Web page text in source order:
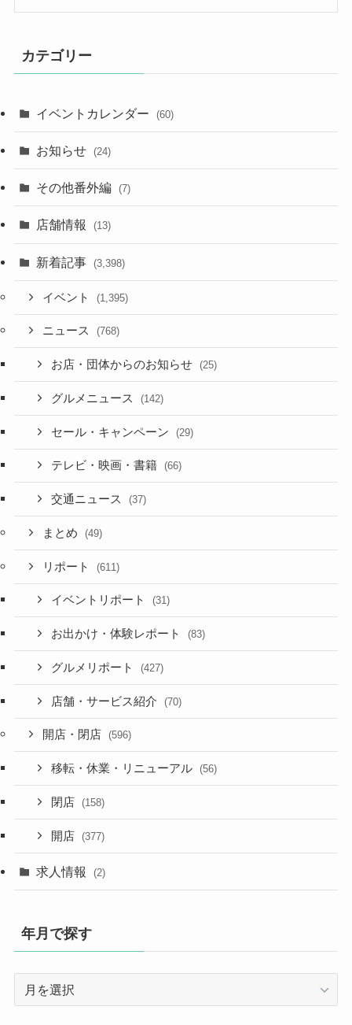
カテゴリー
イベントカレンダー (60)
お知らせ (24)
その他番外編 (7)
店舗情報 (13)
新着記事 (3,398)
イベント (1,395)
ニュース (768)
お店・団体からのお知らせ (25)
グルメニュース (142)
セール・キャンペーン (29)
テレビ・映画・書籍 (66)
交通ニュース (37)
まとめ (49)
リポート (611)
イベントリポート (31)
お出かけ・体験レポート (83)
グルメリポート (427)
店舗・サービス紹介 (70)
開店・閉店 (596)
移転・休業・リニューアル (56)
閉店 (158)
開店 (377)
求人情報 (2)
年月で探す